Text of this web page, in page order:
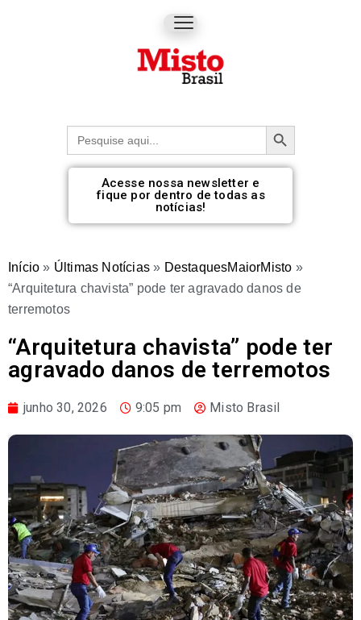
Procurar: Botão de pesquisa
Acesse nossa newsletter e
fique por dentro de todas as
notícias!
Início » Últimas Notícias » DestaquesMaiorMisto »
“Arquitetura chavista” pode ter agravado danos de
terremotos
“Arquitetura chavista” pode ter
agravado danos de terremotos
junho 30, 2026 9:05 pm Misto Brasil